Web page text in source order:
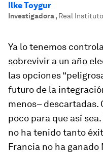
Ilke Toygur
Investigadora, Real
Ya lo tenemos
sobrevivir a un año
las opciones
futuro de la
menos– descartadas.
poco para que así
no ha tenido tanto
Francia no ha ganado